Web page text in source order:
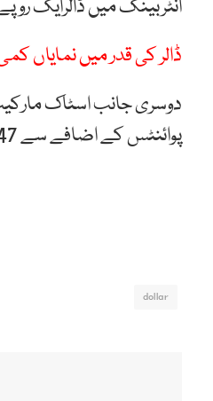
انٹربینک میں ڈالرایک روپے 29 پیسے سستا ہونے کے بعد 285 روپے 75 پیسے کا ہو
ڈالر کی قدر میں نمایاں
پوائنٹس کے اضافے سے 47 ہزار 115 پر موجود ہے۔ 20 ماہ بعد 100 انڈیکس 47 ہزار پوائنٹس پر پہنچا ہے۔
dollar